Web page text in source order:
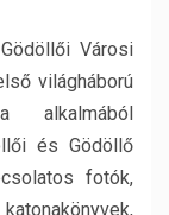
Városi
világháború
alkalmából
és Gödöllő
fotók,